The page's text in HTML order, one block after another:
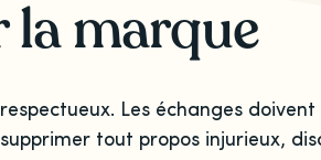
la marque
Les échanges
tout propos injurieux,